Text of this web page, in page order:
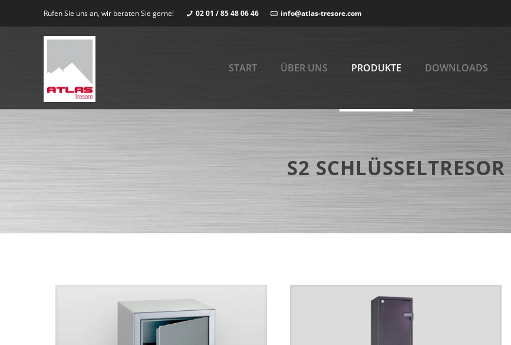
Rufen Sie uns an, wir beraten Sie gerne! 02 01 / 85 48 06 46 info@atlas-tresore.com
START ÜBER UNS PRODUKTE DOWNLOADS
S2 SCHLÜSSELTRESOR